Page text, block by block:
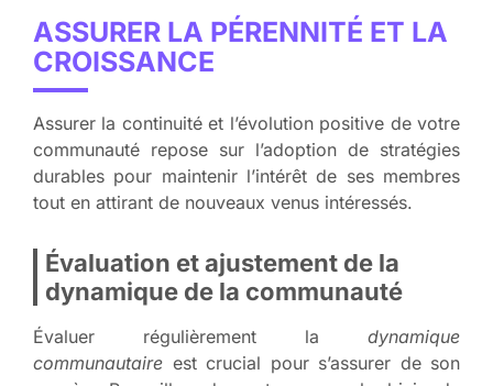
ASSURER LA PÉRENNITÉ ET LA
CROISSANCE
Assurer la continuité et l’évolution positive de votre
communauté repose sur l’adoption de stratégies
durables pour maintenir l’intérêt de ses membres
tout en attirant de nouveaux venus intéressés.
Évaluation et ajustement de la
dynamique de la communauté
Évaluer régulièrement la dynamique
communautaire est crucial pour s’assurer de son